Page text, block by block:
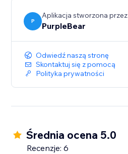
nowoczesne i wysokiej jakości.
P
Aplikacja stworzona przez
PurpleBear
Odwiedź naszą stronę
Skontaktuj się z pomocą
Polityka prywatności
Średnia ocena 5.0
Recenzje: 6